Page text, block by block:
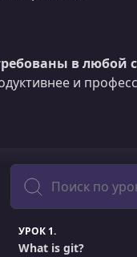
в любой
и
Поиск
УРОК 1.
What is git?